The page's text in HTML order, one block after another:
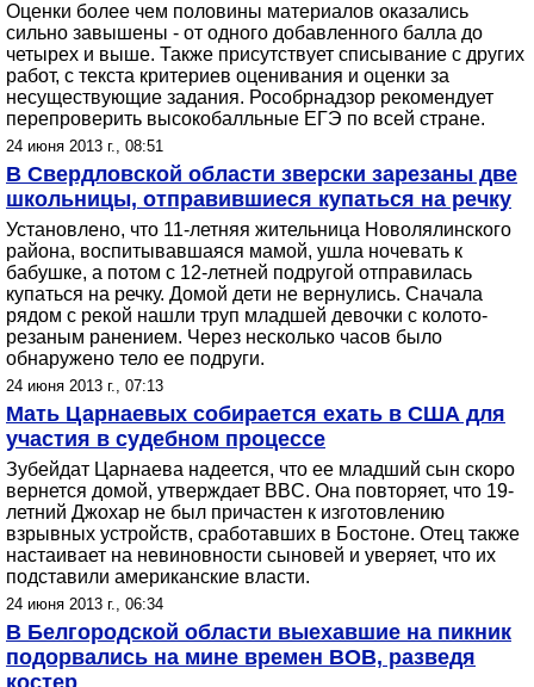
Оценки более чем половины материалов оказались
сильно завышены - от одного добавленного балла до
четырех и выше. Также присутствует списывание с других
работ, с текста критериев оценивания и оценки за
несуществующие задания. Рособрнадзор рекомендует
перепроверить высокобалльные ЕГЭ по всей стране.
24 июня 2013 г., 08:51
В Свердловской области зверски зарезаны две
школьницы, отправившиеся купаться на речку
Установлено, что 11-летняя жительница Новолялинского
района, воспитывавшаяся мамой, ушла ночевать к
бабушке, а потом с 12-летней подругой отправилась
купаться на речку. Домой дети не вернулись. Сначала
рядом с рекой нашли труп младшей девочки с колото-
резаным ранением. Через несколько часов было
обнаружено тело ее подруги.
24 июня 2013 г., 07:13
Мать Царнаевых собирается ехать в США для
участия в судебном процессе
Зубейдат Царнаева надеется, что ее младший сын скоро
вернется домой, утверждает BBC. Она повторяет, что 19-
летний Джохар не был причастен к изготовлению
взрывных устройств, сработавших в Бостоне. Отец также
настаивает на невиновности сыновей и уверяет, что их
подставили американские власти.
24 июня 2013 г., 06:34
В Белгородской области выехавшие на пикник
подорвались на мине времен ВОВ, разведя
костер